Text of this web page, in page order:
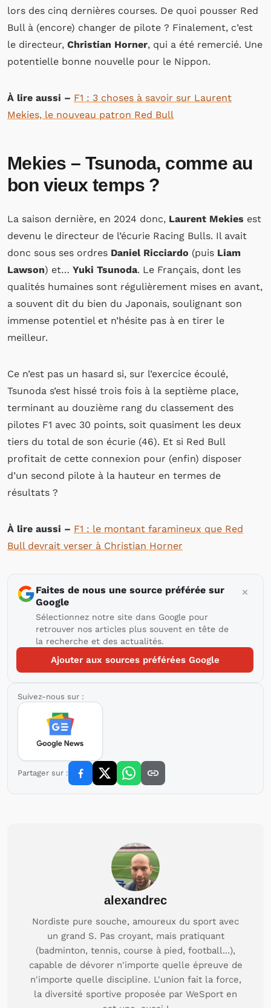
lors des cinq dernières courses. De quoi pousser Red
Bull à (encore) changer de pilote ? Finalement, c’est
le directeur, Christian Horner, qui a été remercié. Une
potentielle bonne nouvelle pour le Nippon.
À lire aussi – F1 : 3 choses à savoir sur Laurent
Mekies, le nouveau patron Red Bull
Mekies – Tsunoda, comme au
bon vieux temps ?
La saison dernière, en 2024 donc, Laurent Mekies est
devenu le directeur de l’écurie Racing Bulls. Il avait
donc sous ses ordres Daniel Ricciardo (puis Liam
Lawson) et… Yuki Tsunoda. Le Français, dont les
qualités humaines sont régulièrement mises en avant,
a souvent dit du bien du Japonais, soulignant son
immense potentiel et n’hésite pas à en tirer le
meilleur.
Ce n’est pas un hasard si, sur l’exercice écoulé,
Tsunoda s’est hissé trois fois à la septième place,
terminant au douzième rang du classement des
pilotes F1 avec 30 points, soit quasiment les deux
tiers du total de son écurie (46). Et si Red Bull
profitait de cette connexion pour (enfin) disposer
d’un second pilote à la hauteur en termes de
résultats ?
À lire aussi – F1 : le montant faramineux que Red
Bull devrait verser à Christian Horner
Faites de nous une source préférée sur
Google
Sélectionnez notre site dans Google pour
retrouver nos articles plus souvent en tête de
la recherche et des actualités.
Ajouter aux sources préférées Google
Suivez-nous sur :
Partager sur :
alexandrec
Nordiste pure souche, amoureux du sport avec
un grand S. Pas croyant, mais pratiquant
(badminton, tennis, course à pied, football...),
capable de dévorer n'importe quelle épreuve de
n'importe quelle discipline. L'union fait la force,
la diversité sportive proposée par WeSport en